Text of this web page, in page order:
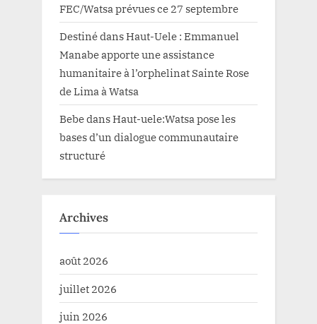
FEC/Watsa prévues ce 27 septembre
DestinédansHaut-Uele : Emmanuel
Manabe apporte une assistance
humanitaire à l’orphelinat Sainte Rose
de Lima à Watsa
BebedansHaut-uele:Watsa pose les
bases d’un dialogue communautaire
structuré
Archives
août 2026
juillet 2026
juin 2026